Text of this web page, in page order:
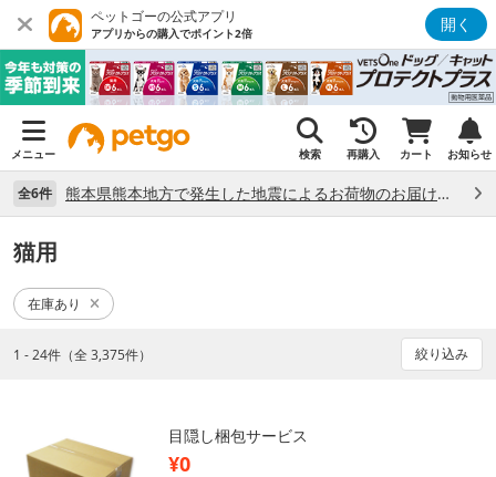
ペットゴーの公式アプリ
アプリからの購入でポイント2倍 開く
メニュー 検索 再購入 カート お知らせ
全6件 熊本県熊本地方で発生した地震によるお荷物のお届け状況について （7/28）
猫用
在庫あり
1 - 24件（全 3,375件） 絞り込み
目隠し梱包サービス
¥0